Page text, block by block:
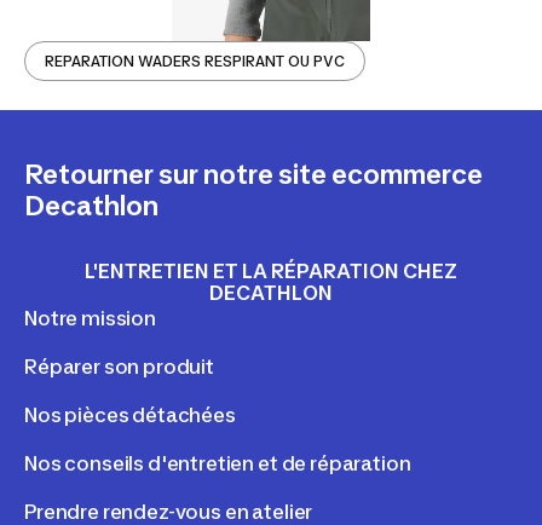
REPARATION WADERS RESPIRANT OU PVC
Retourner sur notre site ecommerce
Decathlon
L'ENTRETIEN ET LA RÉPARATION CHEZ
DECATHLON
Notre mission
Réparer son produit
Nos pièces détachées
Nos conseils d'entretien et de réparation
Prendre rendez-vous en atelier